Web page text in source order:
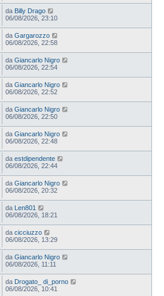
da Billy Drago
06/08/2026, 23:10
da Gargarozzo
06/08/2026, 22:58
da Giancarlo Nigro
06/08/2026, 22:54
da Giancarlo Nigro
06/08/2026, 22:52
da Giancarlo Nigro
06/08/2026, 22:50
da Giancarlo Nigro
06/08/2026, 22:48
da estdipendente
06/08/2026, 22:44
da Giancarlo Nigro
06/08/2026, 20:32
da Len801
06/08/2026, 18:21
da cicciuzzo
06/08/2026, 13:29
da Giancarlo Nigro
06/08/2026, 11:11
da Drogato_ di_porno
06/08/2026, 10:41